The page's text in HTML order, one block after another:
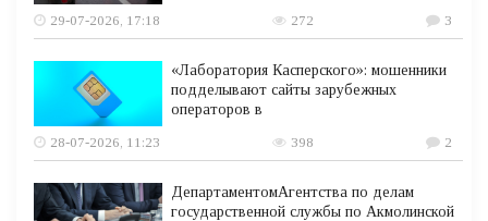
29-07-2026, 17:18 272 3
«Лаборатория Касперского»: мошенники
подделывают сайты зарубежных
операторов в
28-07-2026, 11:23
398 2
ДепартаментомАгентства по делам
государственной службы по Акмолинской